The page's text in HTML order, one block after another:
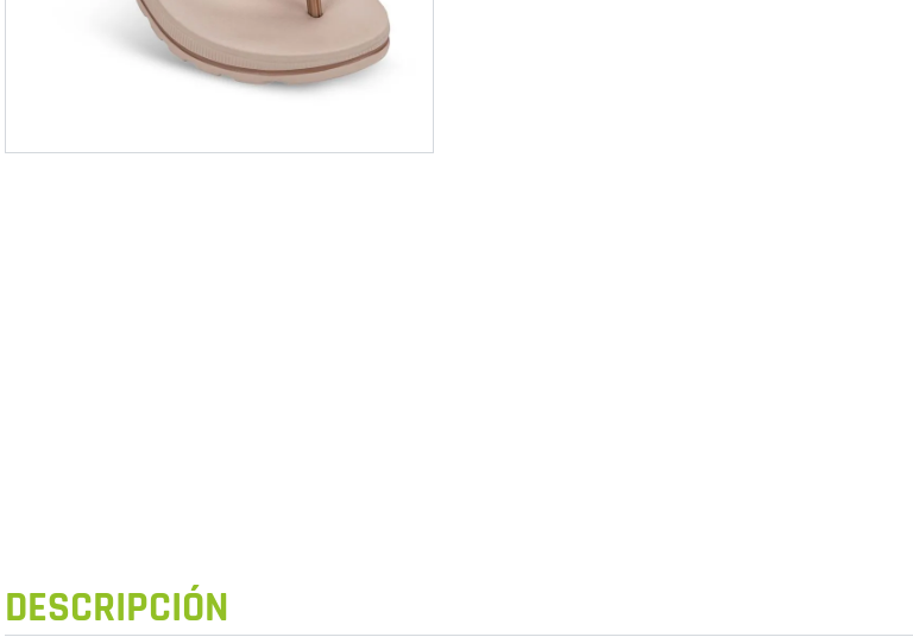
DESCRIPCIÓN